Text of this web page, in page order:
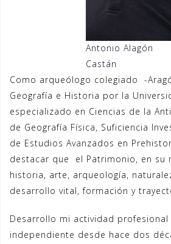
Antonio Alagón
Castán
Como arqueólogo colegiado -
Geografía e Historia por la
especializado en Ciencias de la
de Geografía Física, Suficiencia
de Estudios Avanzados en
destacar que el Patrimonio, en su
historia, arte, arqueología,
desarrollo vital, formación y
Desarrollo mi actividad
independiente desde hace dos